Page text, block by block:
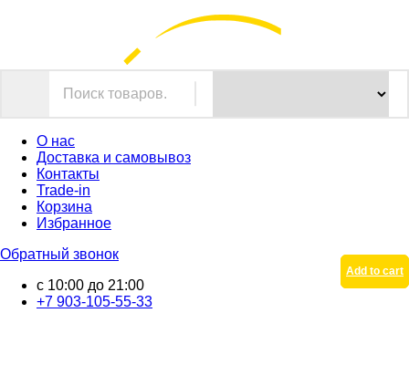
Add to cart
Add to cart
О нас
Доставка и самовывоз
Контакты
Trade-in
Корзина
Избранное
Обратный звонок
с 10:00 до 21:00
+7 903-105-55-33